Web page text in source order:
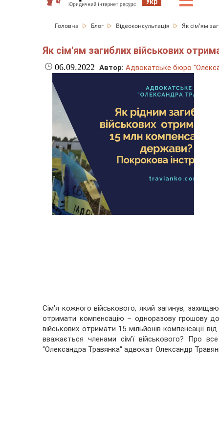
Головна Блог Відеоконсультація Як сім'ям
Як сім'ям загиблих військових
06.09.2022 Автор: Адвокатське бюро
Сім'я кожного військового, який загинув,
отримати компенсацію – одноразову грошову
військових отримати 15 мільйонів компенсації
вважається членами сім'ї військового? Про
"Олександра Травянка" адвокат Олександр